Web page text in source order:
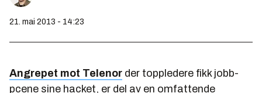
21. mai 2013 - 14:23
Angrepet mot Telenor der toppledere fikk jobb-
pcene sine hacket, er del av en omfattende